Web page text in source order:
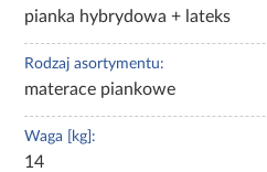
pianka hybrydowa + lateks
Rodzaj asortymentu:
materace piankowe
Waga [kg]:
14